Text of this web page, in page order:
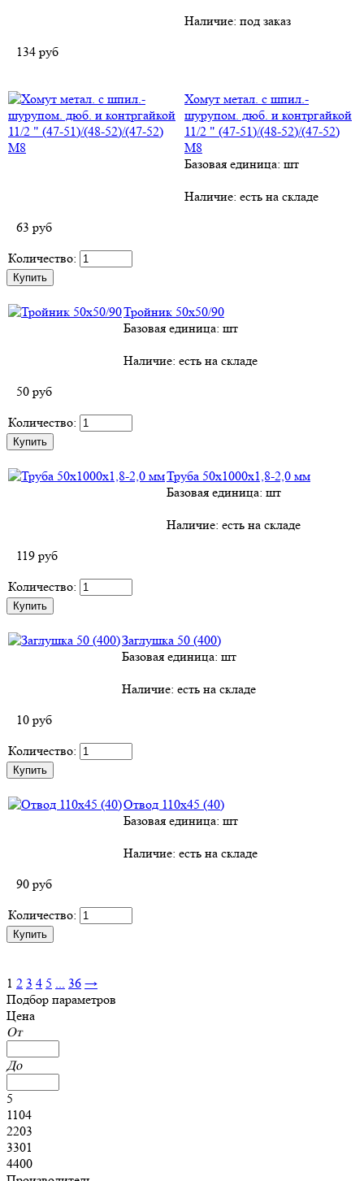
Наличие: под заказ
134 руб
Хомут метал. с шпил.-
шурупом. дюб. и контргайкой
11/2 " (47-51)/(48-52)/(47-52)
М8
Базовая единица: шт
Наличие: есть на складе
63 руб
Количество:
Тройник 50х50/90
Базовая единица: шт
Наличие: есть на складе
50 руб
Количество:
Труба 50х1000х1,8-2,0 мм
Базовая единица: шт
Наличие: есть на складе
119 руб
Количество:
Заглушка 50 (400)
Базовая единица: шт
Наличие: есть на складе
10 руб
Количество:
Отвод 110х45 (40)
Базовая единица: шт
Наличие: есть на складе
90 руб
Количество:
1 2 3 4 5 ... 36 →
Подбор параметров
Цена
От
До
5
1104
2203
3301
4400